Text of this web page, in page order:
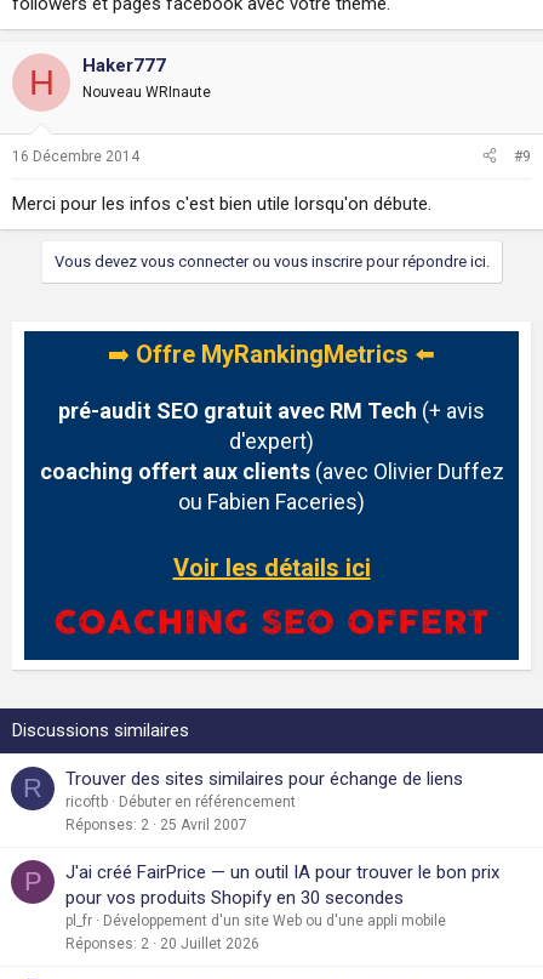
H Haker777
Nouveau WRInaute
16 Décembre 2014 #9
Merci pour les infos c'est bien utile lorsqu'on débute.
Vous devez vous connecter ou vous inscrire pour répondre ici.
➡️ Offre MyRankingMetrics ⬅️
pré-audit SEO gratuit avec RM Tech (+ avis
d'expert)
coaching offert aux clients(avec Olivier Duffez
ou Fabien Faceries)
Voir les détails ici
Discussions similaires
R Trouver des sites similaires pour échange de liens
ricoftb
Débuter en référencement
Réponses 2 25 Avril 2007
P
J'ai créé FairPrice — un outil IA pour trouver le bon prix
pour vos produits Shopify en 30 secondes
pl_fr
Développement d'un site Web ou d'une appli mobile
Réponses 2 20 Juillet 2026